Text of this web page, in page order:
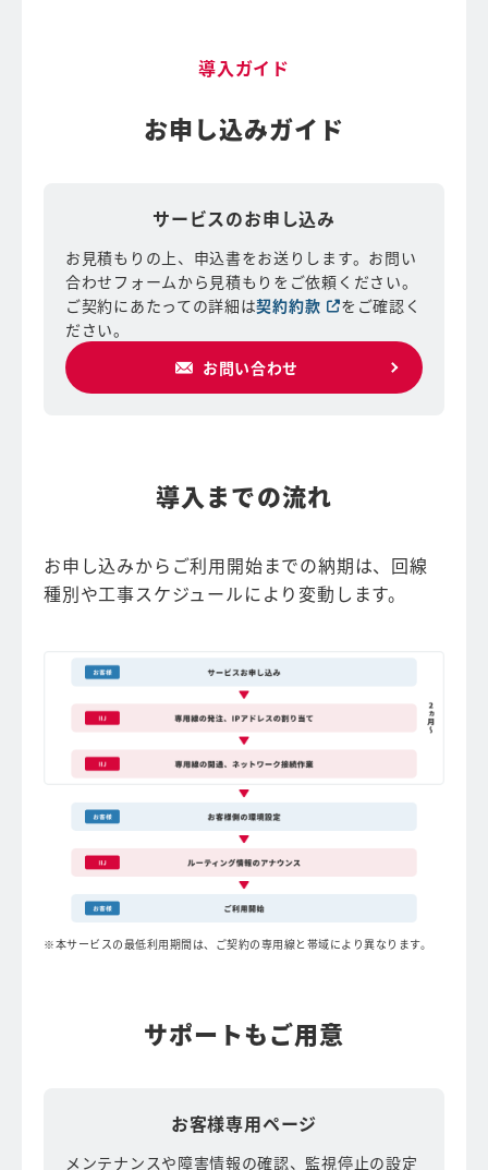
導入ガイド
お申し込みガイド
サービスのお申し込み
お見積もりの上、申込書をお送りします。お問い
合わせフォームから見積もりをご依頼ください。
ご契約にあたっての詳細は契約約款
をご確認く
ださい。
お問い合わせ
導入までの流れ
お申し込みからご利用開始までの納期は、回線
種別や工事スケジュールにより変動します。
本サービスの最低利用期間は、ご契約の専用線と帯域により異なります。
サポートもご用意
お客様専用ページ
メンテナンスや障害情報の確認、監視停止の設定